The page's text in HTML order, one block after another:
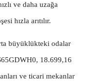
ve daha uzağa
hızla arıtılır.
büyüklükteki odalar
18.699,16
ve ticari mekanlar